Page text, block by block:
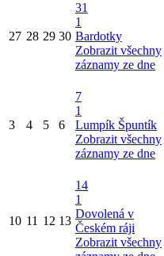
27 28 29 30
31
1
Bardotky
Zobrazit všechny
záznamy ze dne
3 4 5 6
7
1
Lumpík Špuntík
Zobrazit všechny
záznamy ze dne
10 11 12 13
14
1
Dovolená v
Českém ráji
Zobrazit všechny